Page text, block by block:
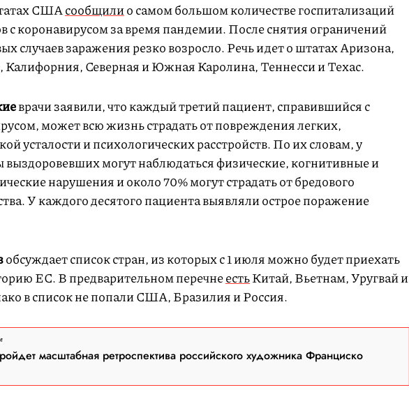
СШАсообщилио самом большом количестве госпитализаций
с коронавирусом за время пандемии. После снятия ограничений
случаев заражения резко возросло. Речь идет о штатах Аризона,
Калифорния, Северная и Южная Каролина, Теннесси и Техас.
врачи заявили, что каждый третий пациент, справившийся с
может всю жизнь страдать от повреждения легких,
усталости и психологических расстройств. По их словам, у
могут наблюдаться физические, когнитивные и
нарушения и около 70% могут страдать от бредового
У каждого десятого пациента выявляли острое поражение
обсуждает список стран, из которых с 1 июля можно будет приехать
ЕС. В предварительном перечнеестьКитай, Вьетнам, Уругвай и
в список не попали США, Бразилия и Россия.
масштабная ретроспектива российского художника Франциско